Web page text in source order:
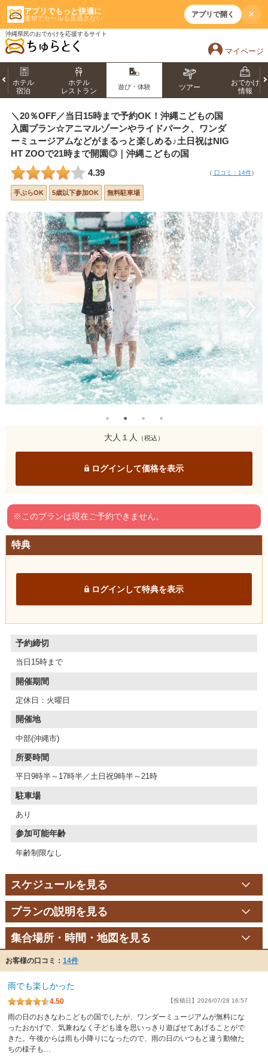
アプリでもっと快適に
通知でセールも見逃さない アプリで開く ×
沖縄県民のおでかけを応援するサイト
マイページ
ホテル
宿泊
ホテル
レストラン
遊び・体験 ツアー
おでかけ
情報
＼20％OFF／当日15時まで予約OK！沖縄こどもの国
入園プラン☆アニマルゾーンやライドパーク、ワンダ
ーミュージアムなどがまるっと楽しめる♪土日祝はNIG
HT ZOOで21時まで開園◎｜沖縄こどもの国
4.39
（ 口コミ：14件）
手ぶらOK 5歳以下参加OK 無料駐車場
大人１人 （税込）
ログインして価格を表示
※このプランは現在ご予約できません。
特典
ログインして特典を表示
予約締切
当日15時まで
開催期間
定休日：火曜日
開催地
中部(沖縄市)
所要時間
平日9時半～17時半／土日祝9時半～21時
駐車場
あり
参加可能年齢
年齢制限なし
スケジュールを見る
プランの説明を見る
集合場所・時間・地図を見る
お客様の口コミ： 14件
雨でも楽しかった
4.50 【投稿日】2026/07/28 16:57
雨の日のおきなわこどもの国でしたが、ワンダーミュージアムが無料にな
ったおかげで、気兼ねなく子ども達を思いっきり遊ばせてあげることがで
きた。午後からは雨も小降りになったので、雨の日のいつもと違う動物た
ちの様子も…